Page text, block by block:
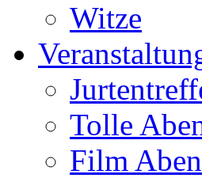
Witze
Tolle
Film